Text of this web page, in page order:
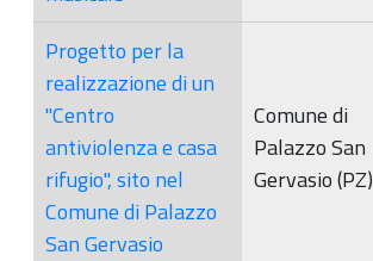
Progetto per la
realizzazione di un
"Centro
antiviolenza e casa
rifugio", sito nel
Comune di Palazzo
San Gervasio
Comune di
Palazzo San
Gervasio (PZ)